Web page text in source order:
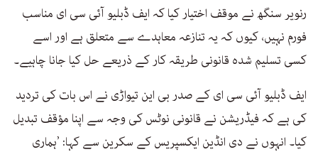
رنویر سنگھ نے موقف اختیار کیا کہ ایف ڈبلیو آئی سی ای مناسب
فورم نہیں، کیوں کہ یہ تنازعہ معاہدے سے متعلق ہے اور اسے
کسی تسلیم شدہ قانونی طریقہ کار کے ذریعے حل کیا جانا چاہیے۔
ایف ڈبلیو آئی سی ای کے صدر بی این تیواڑی نے اس بات کی تردید
کی ہے کہ فیڈریشن نے قانونی نوٹس کی وجہ سے اپنا مؤقف تبدیل
کیا۔ انہوں نے دی انڈین ایکسپریس کے سکرین سے کہا: ’ہماری